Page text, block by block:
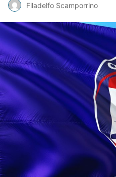
Filadelfo Scamporrino